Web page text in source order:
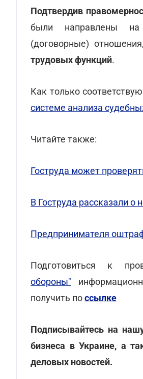
Подтвердив
были направлены на
(договорные)
трудовых функций.
Как только
системе анализа
Читайте также:
Гоструда может
В Гоструда рассказали о
Предпринимателя
Подготовиться к
обороны"
получить поссылке
Подписывайтесь на
бизнеса в Украине, а
деловых новостей.